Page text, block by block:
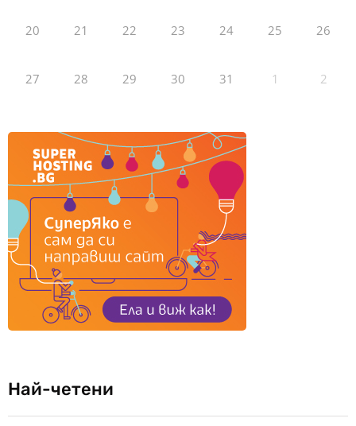
20 21 22 23 24 25 26
27 28 29 30 31 1 2
Най-четени